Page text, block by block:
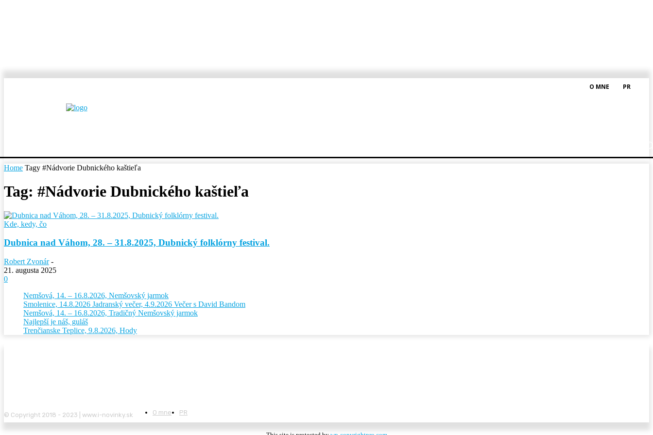
O MNE PR
Home Tagy #Nádvorie Dubnického kaštieľa
Tag: #Nádvorie Dubnického kaštieľa
Kde, kedy, čo
Dubnica nad Váhom, 28. – 31.8.2025, Dubnický folklórny festival.
Robert Zvonár -
21. augusta 2025
0
Nemšová, 14. – 16.8.2026, Nemšovský jarmok
Smolenice, 14.8.2026 Jadranský večer, 4.9.2026 Večer s David Bandom
Nemšová, 14. – 16.8.2026, Tradičný Nemšovský jarmok
Najlepší je náš, guláš
Trenčianske Teplice, 9.8.2026, Hody
© Copyright 2018 - 2023 | www.i-novinky.sk O mne PR